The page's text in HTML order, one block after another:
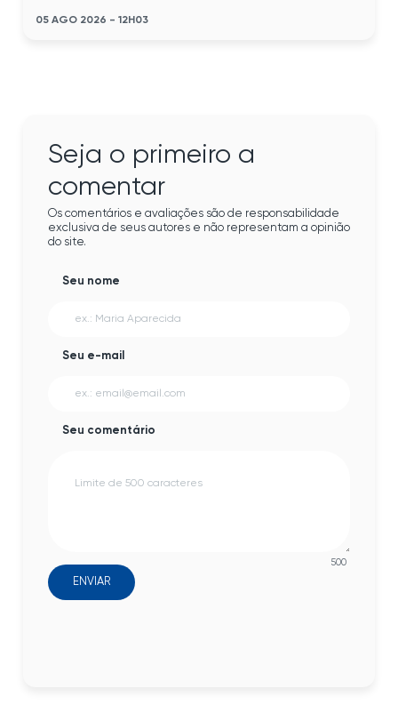
05 AGO 2026 - 12H03
Seja o primeiro a
comentar
Os comentários e avaliações são de responsabilidade
exclusiva de seus autores e não representam a opinião
do site.
Seu nome
Seu e-mail
Seu comentário
500
ENVIAR